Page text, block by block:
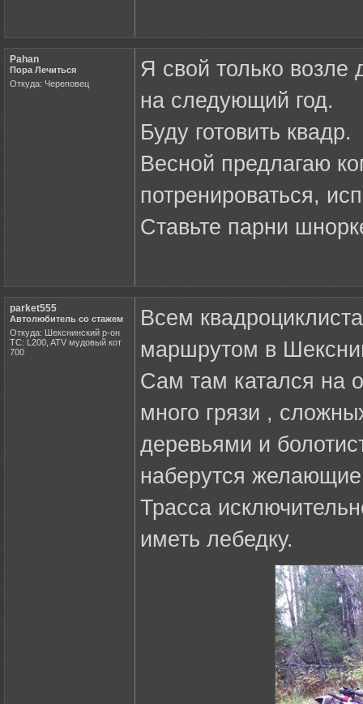
Pahan
Пора Лечиться
Откуда: Череповец
Я свой только
на следующий год.
Буду готовить квадр.
Весной предлагаю
потренироваться,
Ставьте парни
parket555
Автолюбитель со стажем
Откуда: Шекснинский р-он
ТС: L200, ATV мудовый кот
700
Всем
маршрутом в
Сам там катался на
много грязи ,
деревьями и
наберутся
Трасса
иметь лебедку.